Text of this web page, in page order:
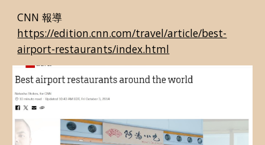
CNN 報導
https://edition.cnn.com/travel/article/best-
airport-restaurants/index.html